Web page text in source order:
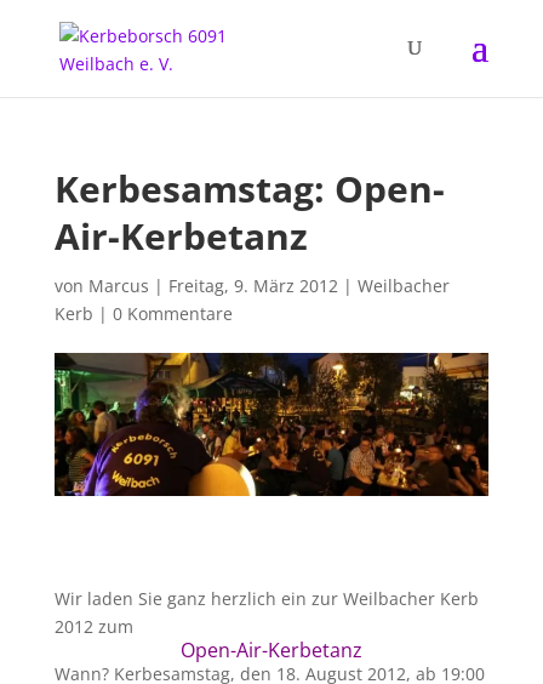
Kerbesamstag: Open-
Air-Kerbetanz
von Marcus | Freitag, 9. März 2012| Weilbacher
Kerb | 0 Kommentare
Wir laden Sie ganz herzlich ein zur Weilbacher Kerb
2012 zum
Open-Air-Kerbetanz
Wann? Kerbesamstag, den 18. August 2012, ab 19:00